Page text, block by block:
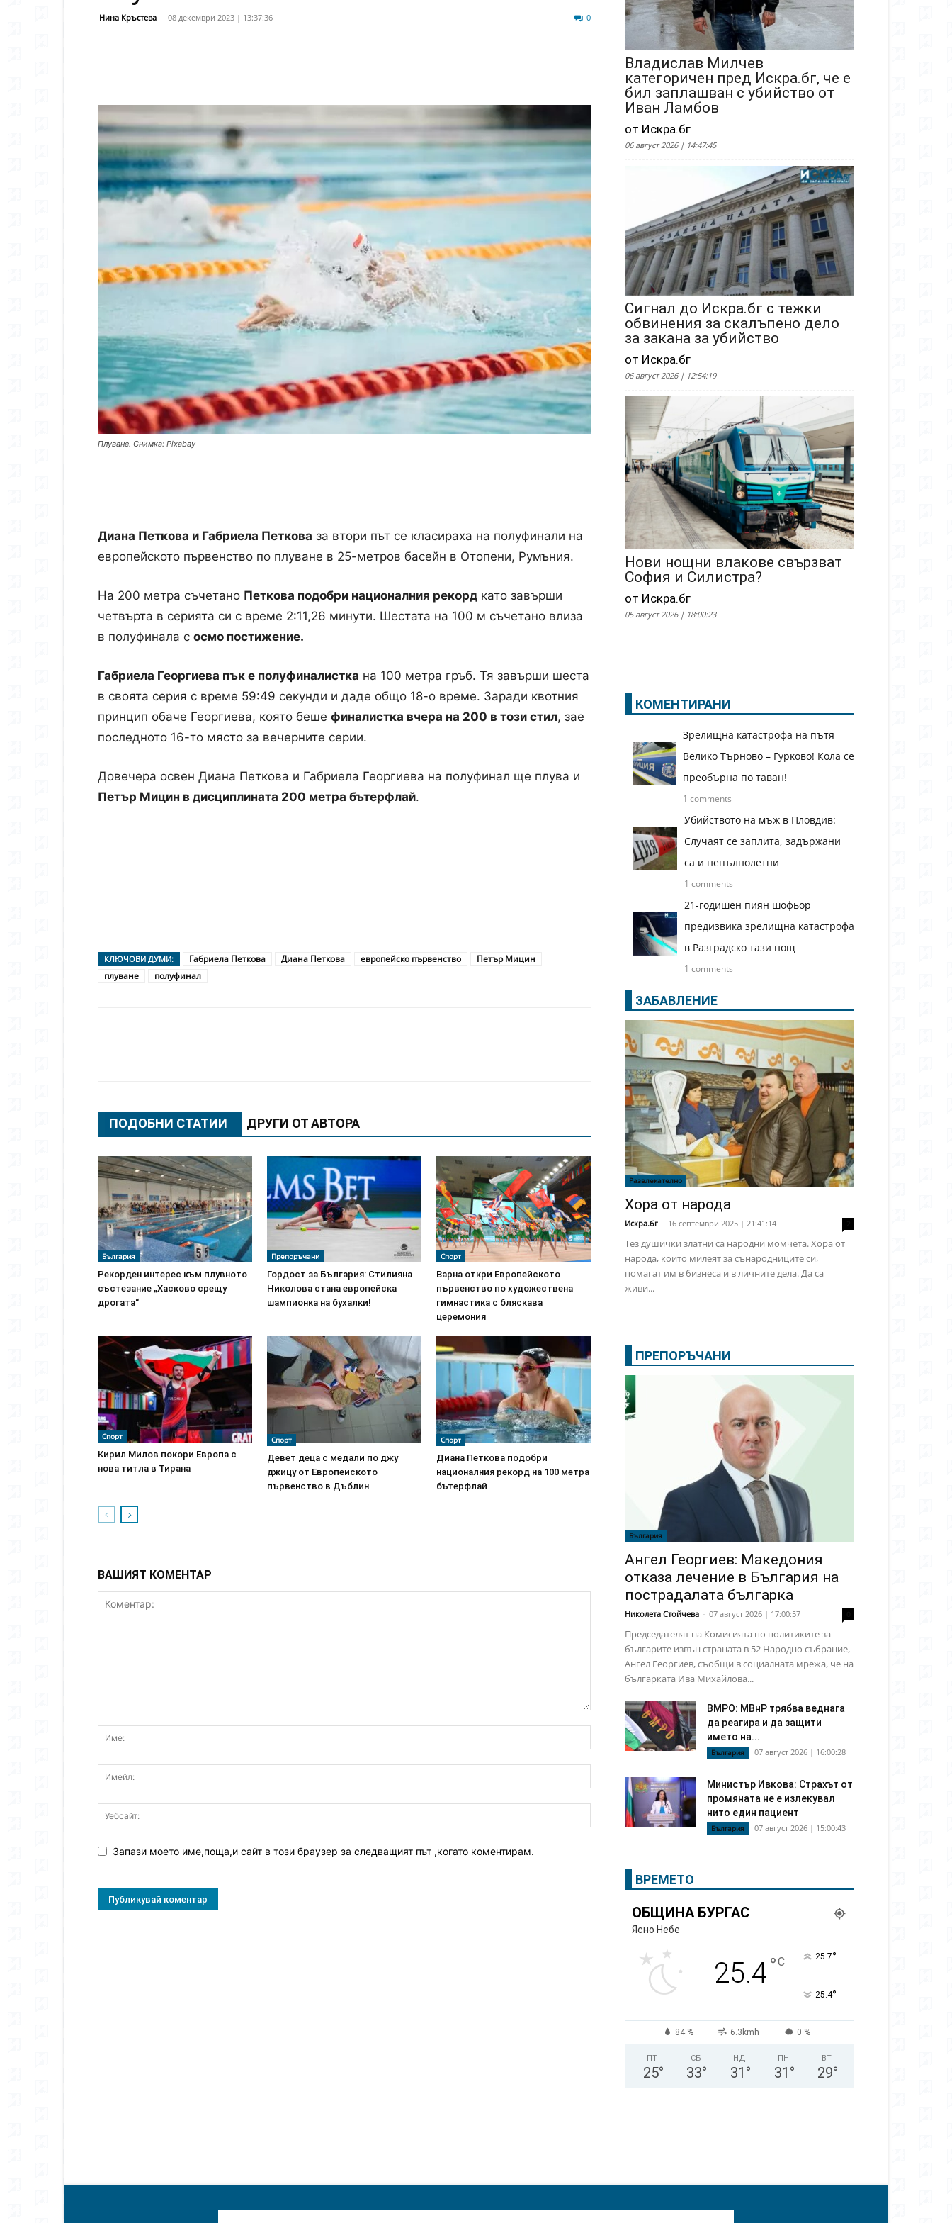
Нина Кръстева - 08 декември 2023 | 13:37:36 0
Плуване. Снимка: Pixabay
Диана Петкова и Габриела Петкова за втори път се класираха на полуфинали на
европейското първенство по плуване в 25-метров басейн в Отопени, Румъния.
На 200 метра съчетано Петкова подобри националния рекорд като завърши
четвърта в серията си с време 2:11,26 минути. Шестата на 100 м съчетано влиза
в полуфинала с осмо постижение.
Габриела Георгиева пък е полуфиналистка на 100 метра гръб. Тя завърши шеста
в своята серия с време 59:49 секунди и даде общо 18-о време. Заради квотния
принцип обаче Георгиева, която беше финалистка вчера на 200 в този стил, зае
последното 16-то място за вечерните серии.
Довечера освен Диана Петкова и Габриела Георгиева на полуфинал ще плува и
Петър Мицин в дисциплината 200 метра бътерфлай.
КЛЮЧОВИ ДУМИ: Габриела Петкова Диана Петкова европейско първенство
Петър Мицин
плуване
полуфинал
ПОДОБНИ СТАТИИ ДРУГИ ОТ АВТОРА
България
Рекорден интерес към плувното
състезание „Хасково срещу
дрогата“
Препоръчани
Гордост за България: Стилияна
Николова стана европейска
шампионка на бухалки!
Спорт
Варна откри Европейското
първенство по художествена
гимнастика с бляскава
церемония
Спорт
Кирил Милов покори Европа с
нова титла в Тирана
Спорт
Девет деца с медали по джу
джицу от Европейското
първенство в Дъблин
Спорт
Диана Петкова подобри
националния рекорд на 100 метра
бътерфлай
ВАШИЯТ КОМЕНТАР
Запази моето име,поща,и сайт в този браузер за следващият път ,когато коментирам.
Владислав Милчев
категоричен пред Искра.бг, че е
бил заплашван с убийство от
Иван Ламбов
от Искра.бг
06 август 2026 | 14:47:45
Сигнал до Искра.бг с тежки
обвинения за скалъпено дело
за закана за убийство
от Искра.бг
06 август 2026 | 12:54:19
Нови нощни влакове свързват
София и Силистра?
от Искра.бг
05 август 2026 | 18:00:23
КОМЕНТИРАНИ
Зрелищна катастрофа на пътя
Велико Търново – Гурково! Кола се
преобърна по таван!
1 comments
Убийството на мъж в Пловдив:
Случаят се заплита, задържани
са и непълнолетни
1 comments
21-годишен пиян шофьор
предизвика зрелищна катастрофа
в Разградско тази нощ
1 comments
ЗАБАВЛЕНИЕ
Развлекателно
Хора от народа
Искра.бг - 16 септември 2025 | 21:41:14
Тез душички златни са народни момчета. Хора от
народа, които милеят за сънародниците си,
помагат им в бизнеса и в личните дела. Да са
живи...
ПРЕПОРЪЧАНИ
България
Ангел Георгиев: Македония
отказа лечение в България на
пострадалата българка
Николета Стойчева - 07 август 2026 | 17:00:57
Председателят на Комисията по политиките за
българите извън страната в 52 Народно събрание,
Ангел Георгиев, съобщи в социалната мрежа, че на
българката Ива Михайлова...
ВМРО: МВнР трябва веднага
да реагира и да защити
името на...
България 07 август 2026 | 16:00:28
Министър Ивкова: Страхът от
промяната не е излекувал
нито един пациент
България 07 август 2026 | 15:00:43
ВРЕМЕТО
ОБЩИНА БУРГАС
Ясно Небе
25.4°C 25.7°
25.4°
84 % 6.3kmh 0 %
ПТ
25°
СБ
33°
НД
31 °
ПН
31 °
ВТ
29°